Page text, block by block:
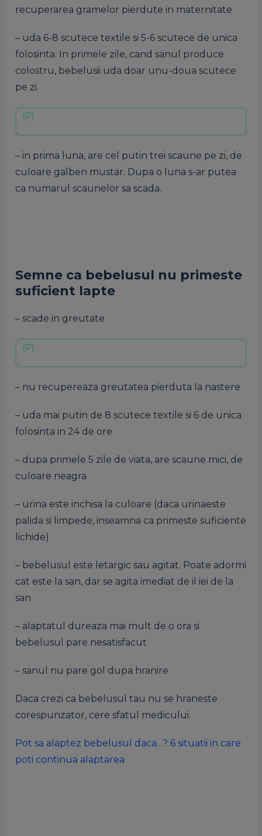
recuperarea gramelor pierdute in maternitate
– uda 6-8 scutece textile si 5-6 scutece de unica
folosinta. In primele zile, cand sanul produce
colostru, bebelusii uda doar unu-doua scutece
pe zi.
– in prima luna, are cel putin trei scaune pe zi, de
culoare galben mustar. Dupa o luna s-ar putea
ca numarul scaunelor sa scada.
Semne ca bebelusul nu primeste
suficient lapte
– scade in greutate
– nu recupereaza greutatea pierduta la nastere
– uda mai putin de 8 scutece textile si 6 de unica
folosinta in 24 de ore
– dupa primele 5 zile de viata, are scaune mici, de
culoare neagra
– urina este inchisa la culoare (daca urinaeste
palida si limpede, inseamna ca primeste suficiente
lichide)
– bebelusul este letargic sau agitat. Poate adormi
cat este la san, dar se agita imediat de il iei de la
san
– alaptatul dureaza mai mult de o ora si
bebelusul pare nesatisfacut
– sanul nu pare gol dupa hranire
Daca crezi ca bebelusul tau nu se hraneste
corespunzator, cere sfatul medicului.
Pot sa alaptez bebelusul daca…? 6 situatii in care
poti continua alaptarea